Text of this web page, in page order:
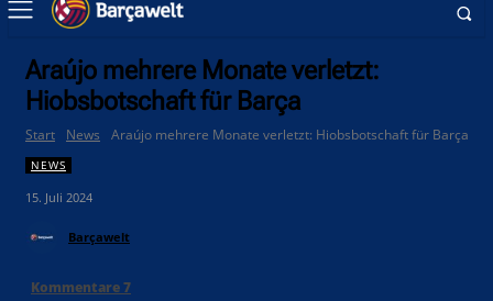
Araújo mehrere Monate verletzt:
Hiobsbotschaft für Barça
Start News Araújo mehrere Monate verletzt: Hiobsbotschaft für Barça
NEWS
15. Juli 2024
Barçawelt
Kommentare7